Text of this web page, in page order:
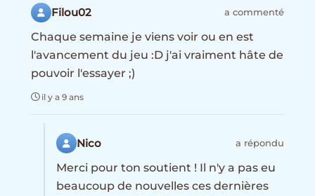
Filou02 a commenté
Chaque semaine je viens voir ou en est
l'avancement du jeu :D j'ai vraiment hâte de
pouvoir l'essayer ;)
il y a 9 ans
Nico a répondu
Merci pour ton soutient ! Il n'y a pas eu
beaucoup de nouvelles ces dernières